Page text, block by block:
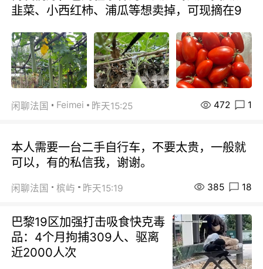
韭菜、小西红柿、浦瓜等想卖掉，可现摘在9
闲聊法国 Feimei 昨天15:25 472 1
本人需要一台二手自行车，不要太贵，一般就
可以，有的私信我，谢谢。
闲聊法国 槟屿 昨天15:19 385 18
巴黎19区加强打击吸食快克毒
品：4个月拘捕309人、驱离
近2000人次